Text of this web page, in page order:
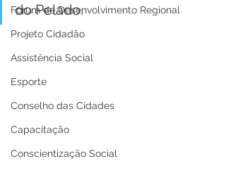
Fórum de Desenvolvimento Regional
Projeto Cidadão
Assistência Social
Esporte
Conselho das Cidades
Capacitação
Conscientização Social
do Pelado.